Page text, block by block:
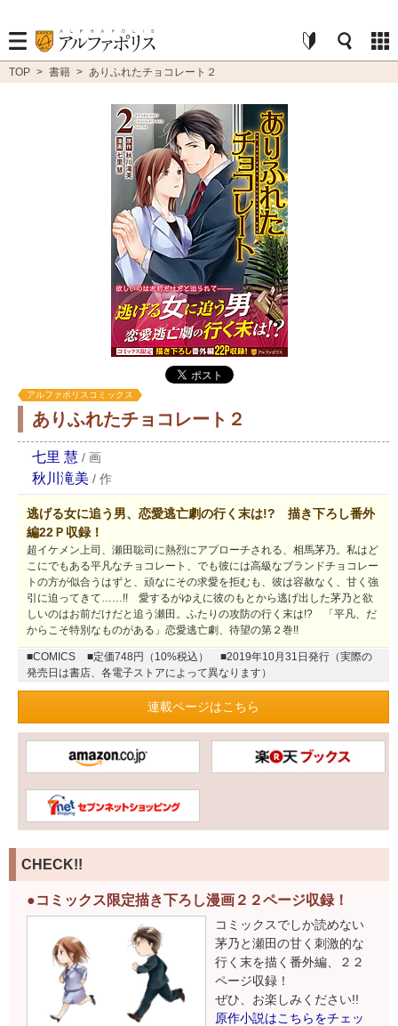
TOP > 書籍 > ありふれたチョコレート２
アルファポリスコミックス
ありふれたチョコレート２
七里 慧 / 画
秋川滝美 / 作
逃げる女に追う男、恋愛逃亡劇の行く末は!? 描き下ろし番外
編22Ｐ収録！
超イケメン上司、瀬田聡司に熱烈にアプローチされる、相馬茅乃。私はど
こにでもある平凡なチョコレート、でも彼には高級なブランドチョコレー
トの方が似合うはずと、頑なにその求愛を拒むも、彼は容赦なく、甘く強
引に迫ってきて……!! 愛するがゆえに彼のもとから逃げ出した茅乃と欲
しいのはお前だけだと追う瀬田。ふたりの攻防の行く末は!? 「平凡、だ
からこそ特別なものがある」恋愛逃亡劇、待望の第２巻!!
■COMICS ■定価748円（10%税込）
■2019年10月31日発行（実際の
発売日は書店、各電子ストアによって異なります）
連載ページはこちら
CHECK!!
●コミックス限定描き下ろし漫画２２ページ収録！
コミックスでしか読めない
茅乃と瀬田の甘く刺激的な
行く末を描く番外編、２２
ページ収録！
ぜひ、お楽しみください!!
原作小説はこちらをチェッ